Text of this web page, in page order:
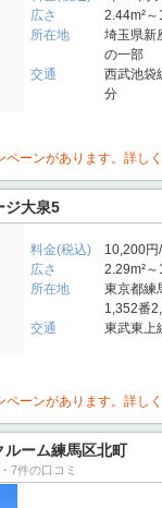
広さ
2.44m²～
所在地
埼玉県新
の一部
交通
西武池袋
分
ーンがあります。詳し
ジ大泉5
料金(税込)
10,200円
広さ
2.29m²～
所在地
東京都練
1,352番
交通
東武東上
ーンがあります。詳し
ルーム練馬区北町
7件の口コミ